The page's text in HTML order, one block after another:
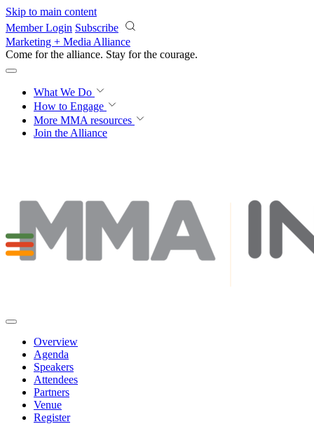
Skip to main content
Member Login Subscribe
Marketing + Media Alliance
Come for the alliance. Stay for the courage.
What We Do
How to Engage
More MMA resources
Join the Alliance
Overview
Agenda
Speakers
Attendees
Partners
Venue
Register